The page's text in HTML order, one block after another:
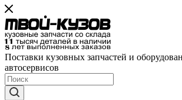
Поставки кузовных запчастей и
автосервисов